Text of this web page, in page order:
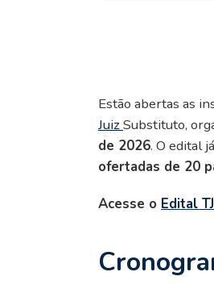
Estão abertas as
JuizSubstituto,
de 2026. O edital
ofertadas de 20
Acesse o Edital